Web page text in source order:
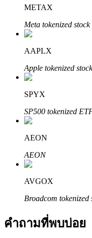
พันธมิตร Bitrue
มากถึง 65% คอมมิ
การแนะนำ
เชิญเพื่อนเพื่อรับรา
BTC Welcome Rewards
METAX
Meta tokenized
AAPLX
Apple tokenized
SPYX
SP500 tokenized
AEON
AEON
AVGOX
Broadcom tokenized
คำถามที่พบบ่อย